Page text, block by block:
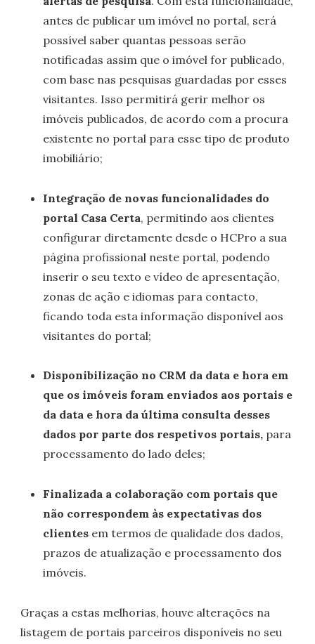
antes de publicar um imóvel no portal, será
possível saber quantas pessoas serão
notificadas assim que o imóvel for publicado,
com base nas pesquisas guardadas por esses
visitantes. Isso permitirá gerir melhor os
imóveis publicados, de acordo com a procura
existente no portal para esse tipo de produto
imobiliário;
Integração de novas funcionalidades do
portal Casa Certa, permitindo aos clientes
configurar diretamente desde o HCPro a sua
página profissional neste portal, podendo
inserir o seu texto e vídeo de apresentação,
zonas de ação e idiomas para contacto,
ficando toda esta informação disponível aos
visitantes do portal;
Disponibilização no CRM da data e hora em
que os imóveis foram enviados aos portais e
da data e hora da última consulta desses
dados por parte dos respetivos portais, para
processamento do lado deles;
Finalizada a colaboração com portais que
não correspondem às expectativas dos
clientes em termos de qualidade dos dados,
prazos de atualização e processamento dos
imóveis.
Graças a estas melhorias, houve alterações na
listagem de portais parceiros disponíveis no seu